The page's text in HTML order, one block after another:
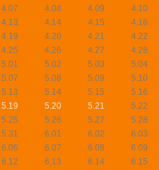
4.07 4.08 4.09
4.10
4.13 4.14 4.15
4.16
4.19 4.20 4.21
4.22
4.25 4.26 4.27
4.28
5.01 5.02 5.03
5.04
5.07 5.08 5.09
5.10
5.13 5.14 5.15
5.16
5.19 5.20 5.21
5.22
5.25 5.26 5.27
5.28
5.31 6.01 6.02
6.03
6.06 6.07 6.08
6.09
6.12 6.13 6.14
6.15